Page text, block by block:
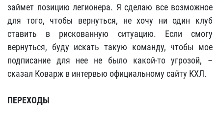
займет позицию легионера. Я сделаю все возможное
для того, чтобы вернуться, не хочу ни один клуб
ставить в рискованную ситуацию. Если смогу
вернуться, буду искать такую команду, чтобы мое
подписание для нее не было какой-то угрозой, –
сказал Коварж в интервью официальному сайту КХЛ.
ПЕРЕХОДЫ